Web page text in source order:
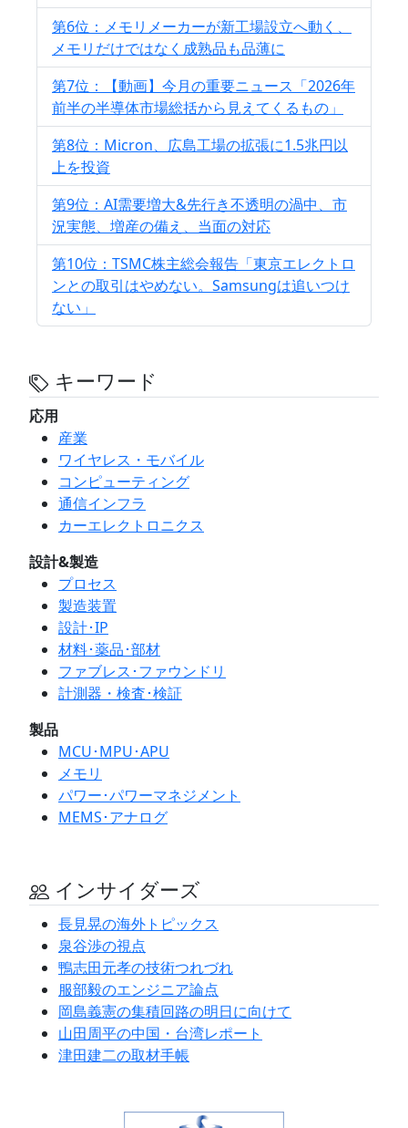
第6位：メモリメーカーが新工場設立へ動く、
メモリだけではなく成熟品も品薄に
第7位：【動画】今月の重要ニュース「2026年
前半の半導体市場総括から見えてくるもの」
第8位：Micron、広島工場の拡張に1.5兆円以
上を投資
第9位：AI需要増大&先行き不透明の渦中、市
況実態、増産の備え、当面の対応
第10位：TSMC株主総会報告「東京エレクトロ
ンとの取引はやめない。Samsungは追いつけ
ない」
キーワード
応用
産業
ワイヤレス・モバイル
コンピューティング
通信インフラ
カーエレクトロニクス
設計&製造
プロセス
製造装置
設計･IP
材料･薬品･部材
ファブレス･ファウンドリ
計測器・検査･検証
製品
MCU･MPU･APU
メモリ
パワー･パワーマネジメント
MEMS･アナログ
インサイダーズ
長見晃の海外トピックス
泉谷渉の視点
鴨志田元孝の技術つれづれ
服部毅のエンジニア論点
岡島義憲の集積回路の明日に向けて
山田周平の中国・台湾レポート
津田建二の取材手帳